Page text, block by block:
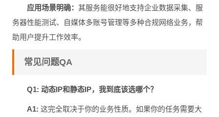
应用场景明确： 其服务能很好地支持企业数据采集、服
务器性能测试、自媒体多账号管理等多种合规网络业务，帮
助用户提升工作效率。
常见问题QA
Q1: 动态IP和静态IP，我到底该选哪个？
A1: 这完全取决于你的业务性质。如果你的任务需要大